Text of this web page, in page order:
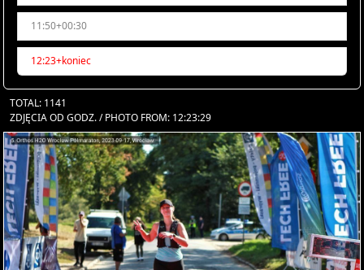
11:50+00:30
12:23+koniec
TOTAL: 1141
ZDJĘCIA OD GODZ. / PHOTO FROM: 12:23:29